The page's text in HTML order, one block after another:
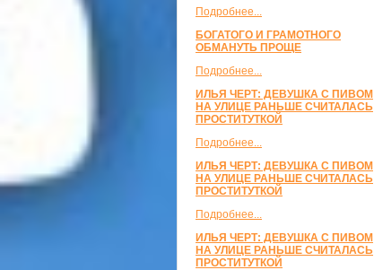
Подробнее...
БОГАТОГО И ГРАМОТНОГО
ОБМАНУТЬ ПРОЩЕ
Подробнее...
ИЛЬЯ ЧЕРТ: ДЕВУШКА С ПИВОМ
НА УЛИЦЕ РАНЬШЕ СЧИТАЛАСЬ
ПРОСТИТУТКОЙ
Подробнее...
ИЛЬЯ ЧЕРТ: ДЕВУШКА С ПИВОМ
НА УЛИЦЕ РАНЬШЕ СЧИТАЛАСЬ
ПРОСТИТУТКОЙ
Подробнее...
ИЛЬЯ ЧЕРТ: ДЕВУШКА С ПИВОМ
НА УЛИЦЕ РАНЬШЕ СЧИТАЛАСЬ
ПРОСТИТУТКОЙ